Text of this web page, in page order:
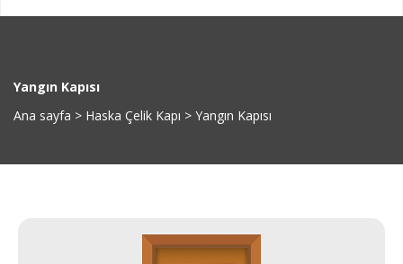
Yangın Kapısı
Ana sayfa > Haska Çelik Kapı > Yangın Kapısı